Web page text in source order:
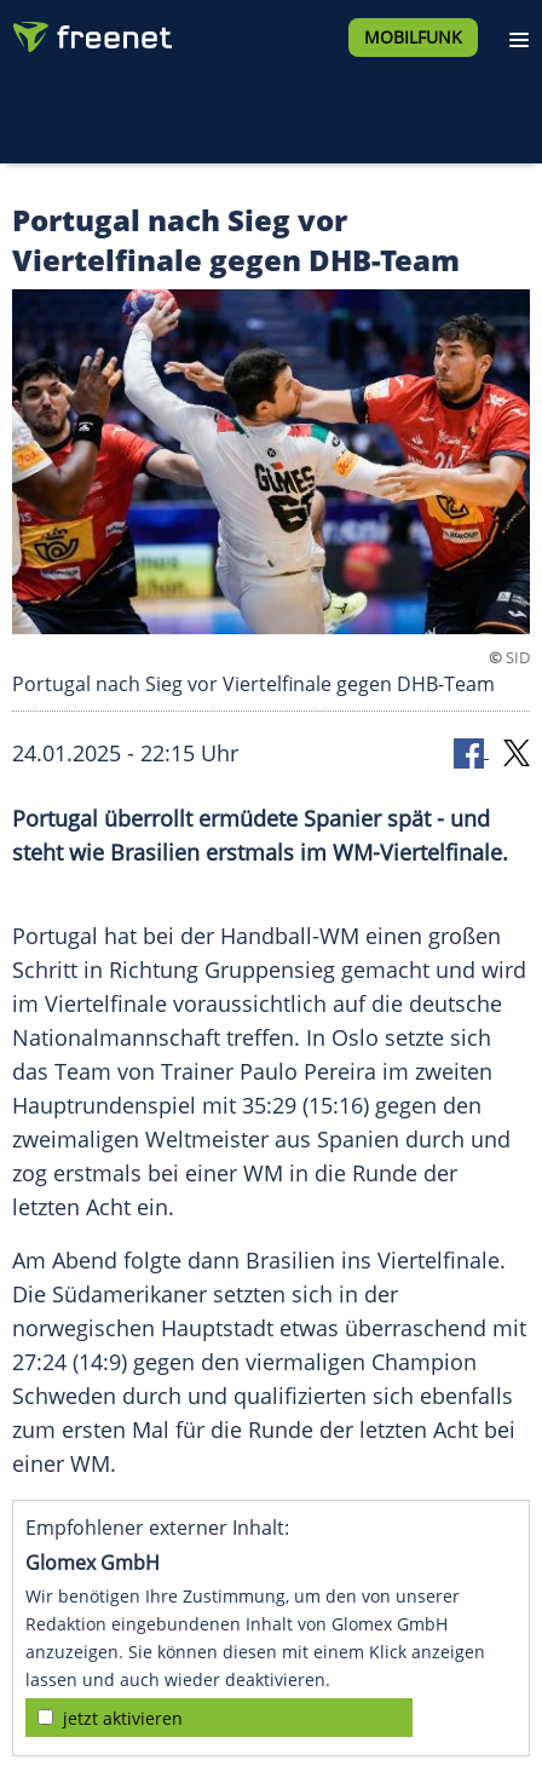
MOBILFUNK
Portugal nach Sieg vor
Viertelfinale gegen DHB-Team
©SID
Portugal nach Sieg vor Viertelfinale gegen DHB-Team
24.01.2025 - 22:15 Uhr
Portugal überrollt ermüdete Spanier spät - und
steht wie Brasilien erstmals im WM-Viertelfinale.
Portugal hat bei der Handball-WM einen großen
Schritt in Richtung Gruppensieg gemacht und wird
im Viertelfinale voraussichtlich auf die deutsche
Nationalmannschaft treffen. In Oslo setzte sich
das Team von Trainer Paulo Pereira im zweiten
Hauptrundenspiel mit 35:29 (15:16) gegen den
zweimaligen Weltmeister aus Spanien durch und
zog erstmals bei einer WM in die Runde der
letzten Acht ein.
Am Abend folgte dann Brasilien ins Viertelfinale.
Die Südamerikaner setzten sich in der
norwegischen Hauptstadt etwas überraschend mit
27:24 (14:9) gegen den viermaligen Champion
Schweden durch und qualifizierten sich ebenfalls
zum ersten Mal für die Runde der letzten Acht bei
einer WM.
Empfohlener externer Inhalt:
Glomex GmbH
Wir benötigen Ihre Zustimmung, um den von unserer
Redaktion eingebundenen Inhalt von Glomex GmbH
anzuzeigen. Sie können diesen mit einem Klick anzeigen
lassen und auch wieder deaktivieren.
jetzt aktivieren